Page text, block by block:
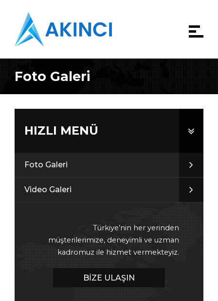
Foto Galeri
HIZLI MENÜ
Foto Galeri
Video Galeri
Türkiye’nin her yerinden
müşterilerimize, deneyimli ve uzman
kadromuz ile hizmet vermekteyiz.
BİZE ULAŞIN